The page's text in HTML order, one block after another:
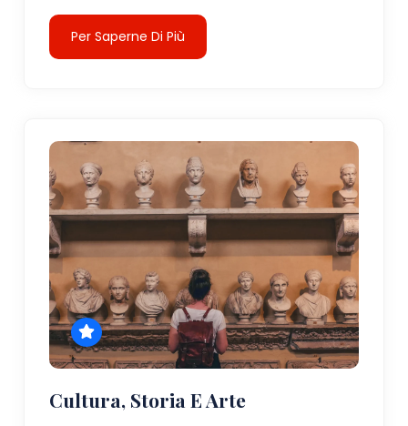
Per Saperne Di Più
Cultura, Storia E Arte